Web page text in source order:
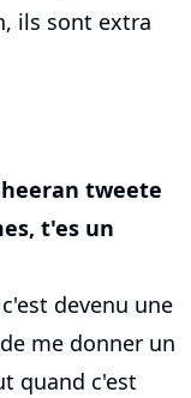
ils sont extra
tweete
t'es un
devenu une
me donner un
quand c'est